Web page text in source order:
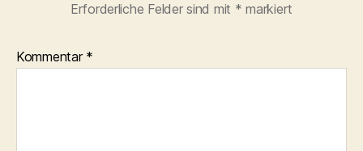
Erforderliche Felder sind mit * markiert
Kommentar *